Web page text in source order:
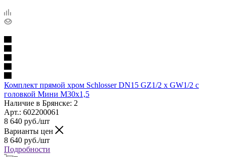
Комплект прямой хром Schlosser DN15 GZ1/2 x GW1/2 с
головкой Мини M30x1,5
Наличие в Брянске: 2
Арт.: 602200061
8 640 руб./шт
Варианты цен
8 640 руб./шт
Подробности